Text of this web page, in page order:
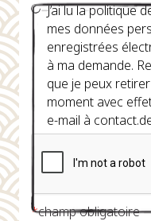
J’ai lu la politique
mes données
enregistrées
à ma demande.
que je peux
moment avec
e-mail à
*champ obligatoire